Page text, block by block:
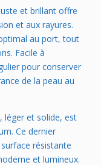
et brillant offre
et aux rayures.
au port, tout
Facile à
pour conserver
de la peau au
léger et solide, est
Ce dernier
résistante
et lumineux.